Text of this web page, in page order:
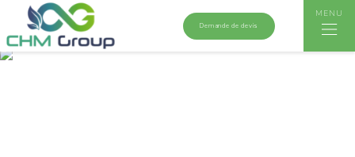
Demande de devis
MENU